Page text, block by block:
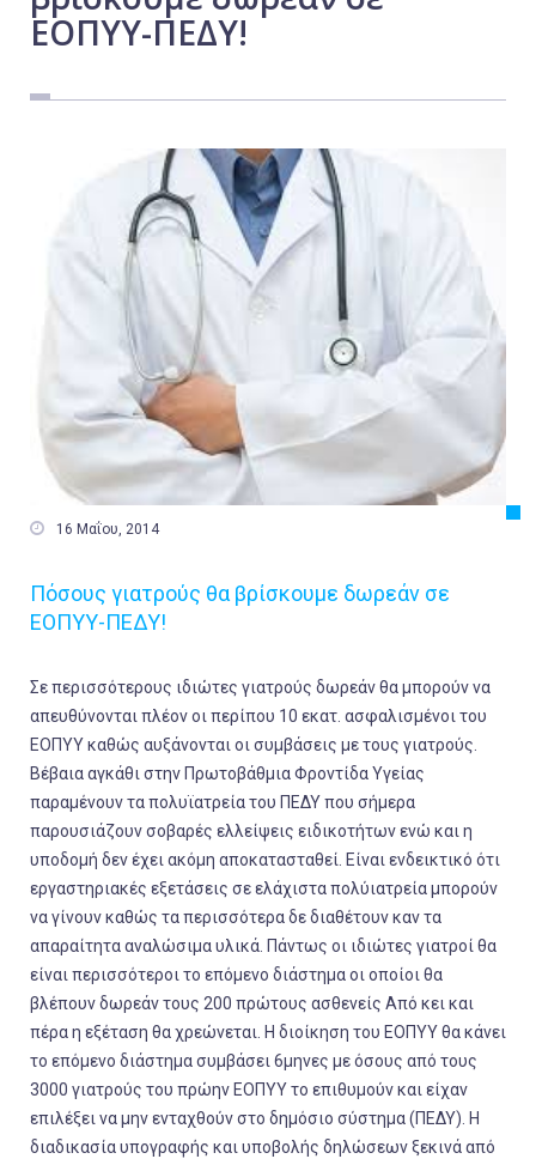
ΕΟΠΥΥ-ΠΕΔΥ!
 16 Μαΐου, 2014
Πόσους γιατρούς θα βρίσκουμε δωρεάν σε
ΕΟΠΥΥ-ΠΕΔΥ!
Σε περισσότερους ιδιώτες γιατρούς δωρεάν θα μπορούν να
απευθύνονται πλέον οι περίπου 10 εκατ. ασφαλισμένοι του
ΕΟΠΥΥ καθώς αυξάνονται οι συμβάσεις με τους γιατρούς.
Βέβαια αγκάθι στην Πρωτοβάθμια Φροντίδα Υγείας
παραμένουν τα πολυϊατρεία του ΠΕΔΥ που σήμερα
παρουσιάζουν σοβαρές ελλείψεις ειδικοτήτων ενώ και η
υποδομή δεν έχει ακόμη αποκατασταθεί. Είναι ενδεικτικό ότι
εργαστηριακές εξετάσεις σε ελάχιστα πολύιατρεία μπορούν
να γίνουν καθώς τα περισσότερα δε διαθέτουν καν τα
απαραίτητα αναλώσιμα υλικά. Πάντως οι ιδιώτες γιατροί θα
είναι περισσότεροι το επόμενο διάστημα οι οποίοι θα
βλέπουν δωρεάν τους 200 πρώτους ασθενείς Από κει και
πέρα η εξέταση θα χρεώνεται. Η διοίκηση του ΕΟΠΥΥ θα κάνει
το επόμενο διάστημα συμβάσει 6μηνες με όσους από τους
3000 γιατρούς του πρώην ΕΟΠΥΥ το επιθυμούν και είχαν
επιλέξει να μην ενταχθούν στο δημόσιο σύστημα (ΠΕΔΥ). Η
διαδικασία υπογραφής και υποβολής δηλώσεων ξεκινά από
Εργασία
Τοπικά
Αγροτικά
Οικονομία
Πολιτική
Αθλητικά
Αστυνομικό Δελτίο